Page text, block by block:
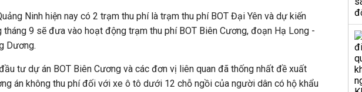
Ninh hiện nay có 2 trạm thu phí là trạm thu phí BOT Đại Yên và dự kiến
tháng 9 sẽ đưa vào hoạt động trạm thu phí BOT Biên Cương, đoạn Hạ Long -
Dương.
tư dự án BOT Biên Cương và các đơn vị liên quan đã thống nhất đề xuất
án không thu phí đối với xe ô tô dưới 12 chỗ ngồi của người dân có hộ khẩu